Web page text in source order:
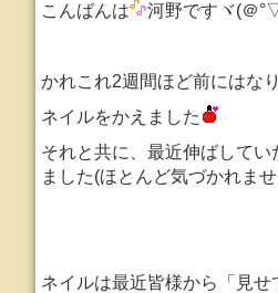
こんばんは 河野ですヾ(＠
かれこれ2週間ほど前にはな
ネイルをかえました
それと共に、最近伸ばして
ました(ほとんど気づかれま
ネイルは最近皆様から「見せ